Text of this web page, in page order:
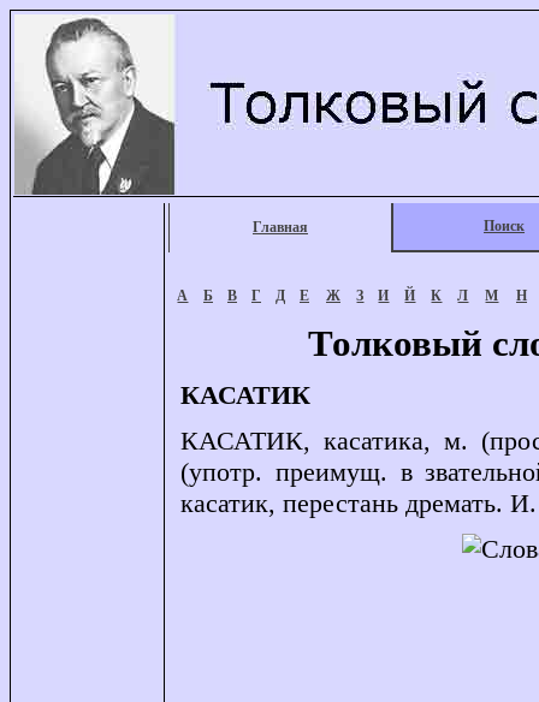
Главная Поиск
А Б В Г Д Е Ж З И Й К Л М Н
Толковый
КАСАТИК
КАСАТИК, касатика, м.
(употр. преимущ. в
касатик, перестань дремать.